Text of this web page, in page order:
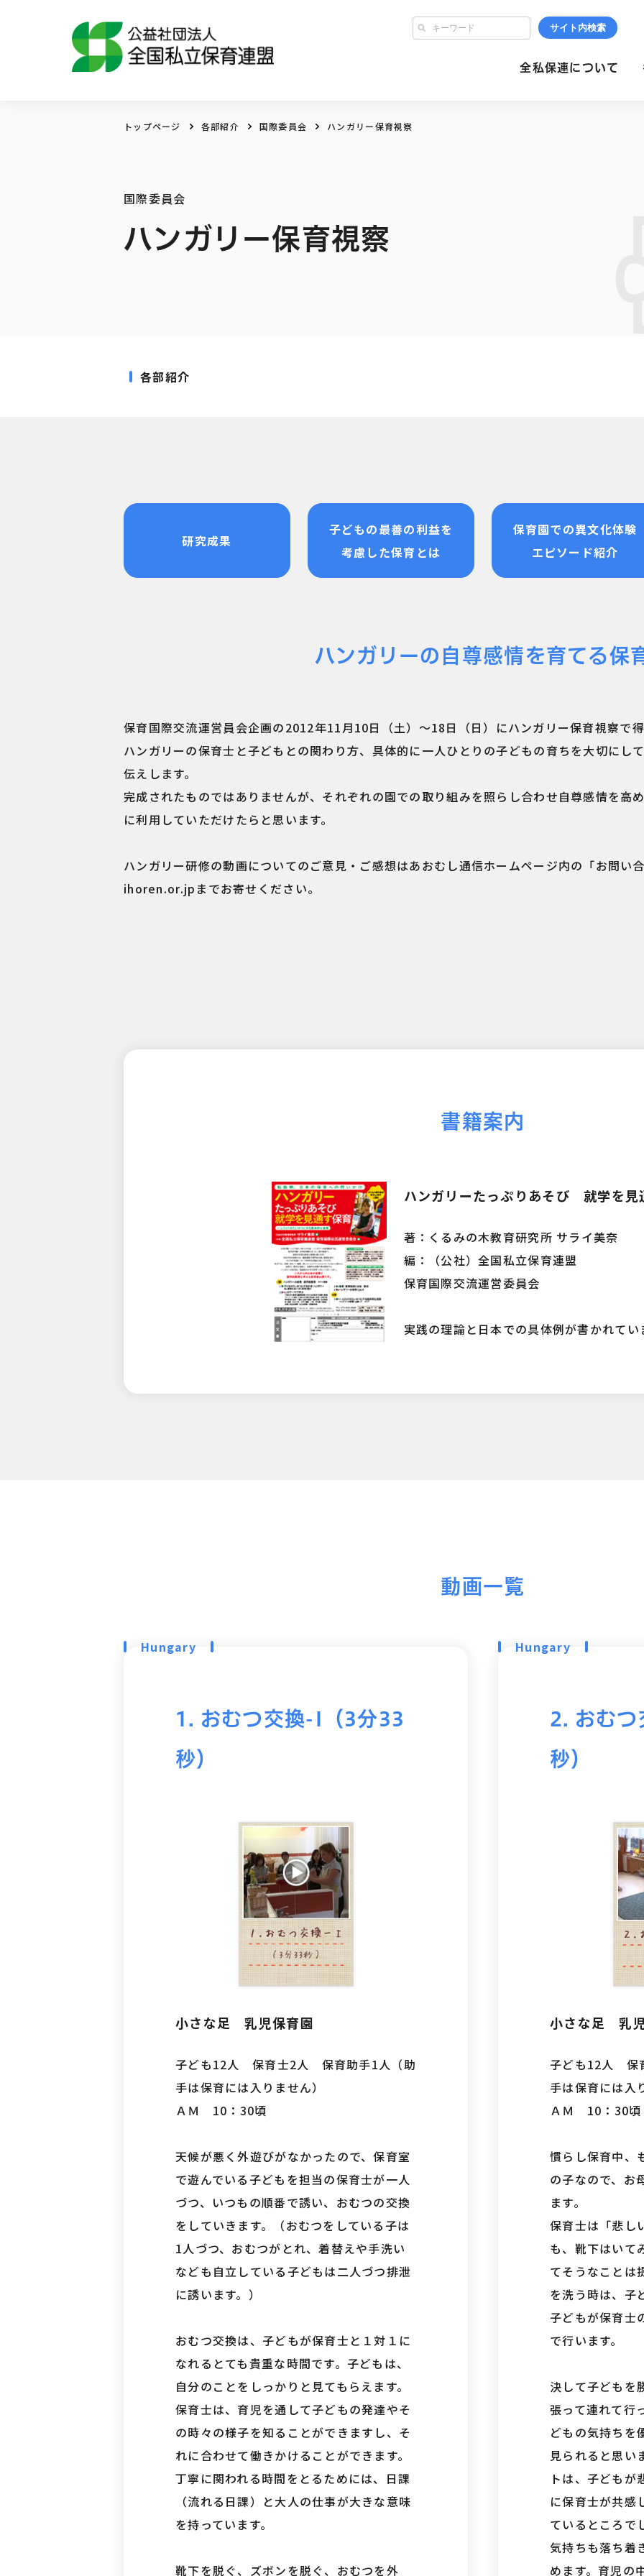
サイト内検索
全私保連について
トップページ 各部紹介 国際委員会 ハンガリー保育視察
国際委員会
ハンガリー保育視察
各部紹介
研究成果
子どもの最善の利益を
考慮した保育とは
保育園での異文化体験
エピソード紹介
ハンガリーの自尊感情を育てる保
保育国際交流運営員会企画の2012年11月10日（土）〜18日（日）にハンガリー保育視察で
ハンガリーの保育士と子どもとの関わり方、具体的に一人ひとりの子どもの育ちを大切にし
伝えします。
完成されたものではありませんが、それぞれの園での取り組みを照らし合わせ自尊感情を高
に利用していただけたらと思います。
ハンガリー研修の動画についてのご意見・ご感想はあおむし通信ホームページ内の「お問い
ihoren.or.jp までお寄せください。
書籍案内
ハンガリーたっぷりあそび 就学を見
著：くるみの木教育研究所 サライ美奈
編：（公社）全国私立保育連盟
保育国際交流運営委員会
実践の理論と日本での具体例が書かれてい
動画一覧
Hungary
1. おむつ交換-I（3分33
秒）
小さな足 乳児保育園
子ども12人 保育士2人 保育助手1人（助
手は保育には入りません）
ＡＭ 10：30頃
天候が悪く外遊びがなかったので、保育室
で遊んでいる子どもを担当の保育士が一人
づつ、いつもの順番で誘い、おむつの交換
をしていきます。（おむつをしている子は
1人づつ、おむつがとれ、着替えや手洗い
なども自立している子どもは二人づつ排泄
に誘います。）
おむつ交換は、子どもが保育士と１対１に
なれるとても貴重な時間です。子どもは、
自分のことをしっかりと見てもらえます。
保育士は、育児を通して子どもの発達やそ
の時々の様子を知ることができますし、そ
れに合わせて働きかけることができます。
丁寧に関われる時間をとるためには、日課
（流れる日課）と大人の仕事が大きな意味
を持っています。
靴下を脱ぐ、ズボンを脱ぐ、おむつを外
Hungary
2. おむ
秒）
小さな足 乳
子ども12人 保
手は保育には入
ＡＭ 10：30頃
慣らし保育中、
の子なので、お
ます。
保育士は「悲し
も、靴下はいて
てそうなことは
を洗う時は、子
子どもが保育士
で行います。
決して子どもを
張って連れて行
どもの気持ちを
見られると思い
トは、子どもが
に保育士が共感
ているところで
気持ちも落ち着
めます。育児の